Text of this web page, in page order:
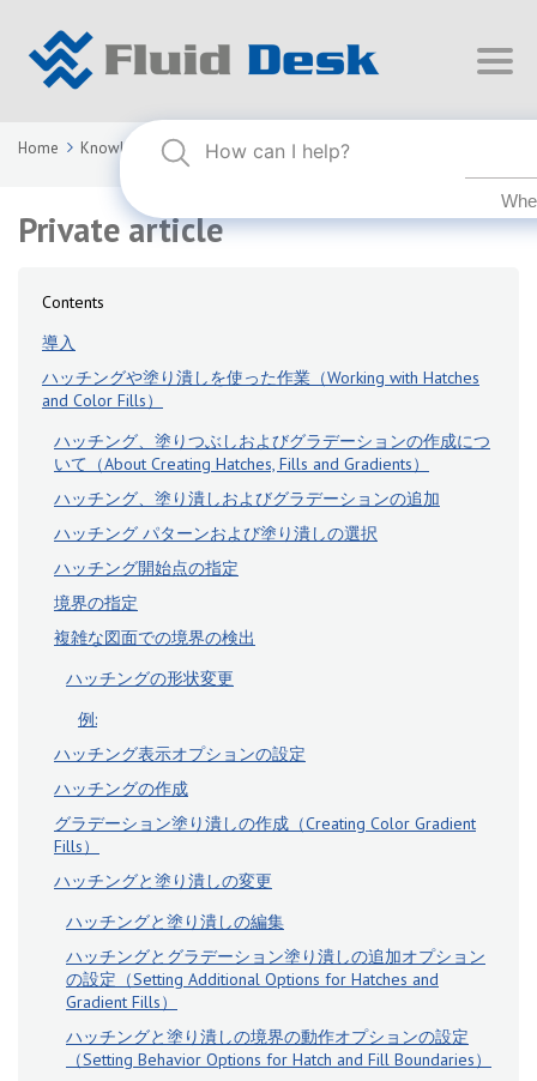
Home Knowledge Base FLUID DESK BIM 2024
Private article
Contents
導入
ハッチングや塗り潰しを使った作業（Working with Hatches
and Color Fills）
ハッチング、塗りつぶしおよびグラデーションの作成につ
いて（About Creating Hatches, Fills and Gradients）
ハッチング、塗り潰しおよびグラデーションの追加
ハッチング パターンおよび塗り潰しの選択
ハッチング開始点の指定
境界の指定
複雑な図面での境界の検出
ハッチングの形状変更
例:
ハッチング表示オプションの設定
ハッチングの作成
グラデーション塗り潰しの作成（Creating Color Gradient
Fills）
ハッチングと塗り潰しの変更
ハッチングと塗り潰しの編集
ハッチングとグラデーション塗り潰しの追加オプション
の設定（Setting Additional Options for Hatches and
Gradient Fills）
ハッチングと塗り潰しの境界の動作オプションの設定
（Setting Behavior Options for Hatch and Fill Boundaries）